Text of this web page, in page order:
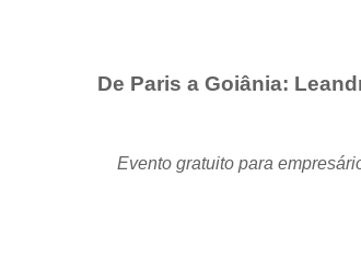
De Paris a Goiânia:
Evento gratuito para